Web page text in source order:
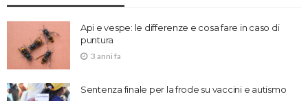
Api e vespe: le differenze e cosa fare in caso di
puntura
3 anni fa
Sentenza finale per la frode su vaccini e autismo